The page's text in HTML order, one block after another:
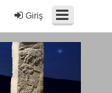
Giriş